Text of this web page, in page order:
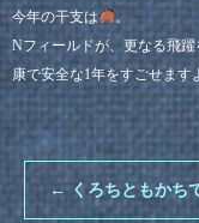
今年の干支は
。
Nフィールドが、更なる飛
康で安全な1年をすごせます
←くろちともかち